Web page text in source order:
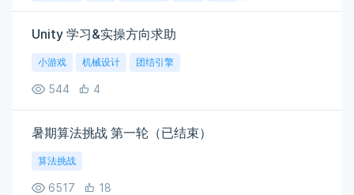
Unity 学习&实操方向求助
小游戏 机械设计 团结引擎
544 4
暑期算法挑战 第一轮（已结束）
算法挑战
6517 18